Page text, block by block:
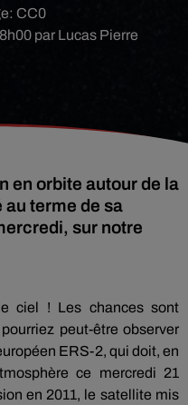
par Lucas Pierre
CC0
en orbite autour de la
au terme de sa
sur notre
ciel ! Les chances sont
peut-être observer
ERS-2, qui doit, en
ce mercredi 21
en 2011, le satellite mis